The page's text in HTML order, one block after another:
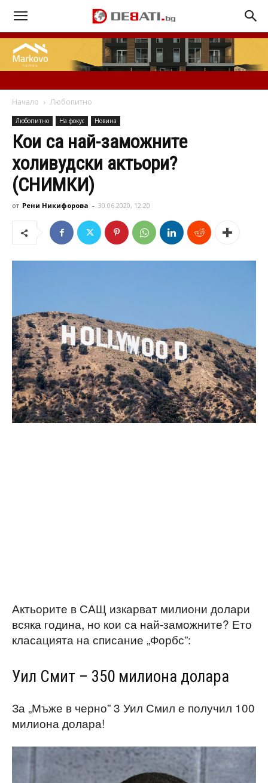
Начало Любопитно
Любопитно На фокус Новина
Кои са най-заможните
холивудски актьори?
(СНИМКИ)
от Рени Никифорова - 30.06.2020, 12:20
Актьорите в САЩ изкарват милиони долари
всяка година, но кои са най-заможните? Ето
класацията на списание „Форбс”:
Уил Смит – 350 милиона долара
За „Мъже в черно” 3 Уил Смил е получил 100
милиона долара!